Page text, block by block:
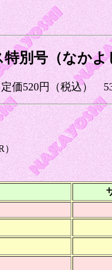
別号（なかよ
価520円（税込）
）